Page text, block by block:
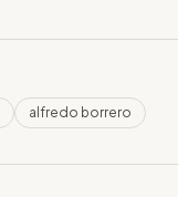
alfredo borrero